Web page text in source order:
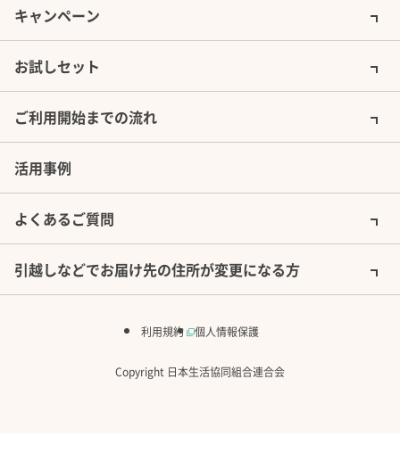
キャンペーン
お試しセット
ご利用開始までの流れ
活用事例
よくあるご質問
引越しなどでお届け先の住所が変更になる方
利用規約 個人情報保護
Copyright 日本生活協同組合連合会